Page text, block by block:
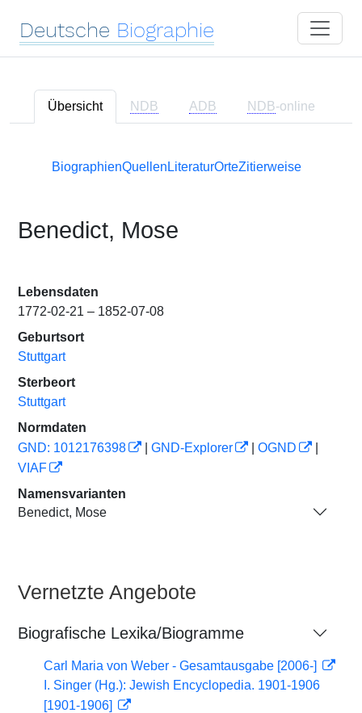
Deutsche Biographie
Übersicht NDB ADB NDB-online
BiographienQuellen LiteraturOrteZitierweise
Benedict, Mose
Lebensdaten
1772-02-21 – 1852-07-08
Geburtsort
Stuttgart
Sterbeort
Stuttgart
Normdaten
GND: 1012176398
GND-Explorer OGND
VIAF
Namensvarianten
Benedict, Mose
Vernetzte Angebote
Biografische Lexika/Biogramme
Carl Maria von Weber - Gesamtausgabe [2006-]
I. Singer (Hg.): Jewish Encyclopedia. 1901-1906
[1901-1906]